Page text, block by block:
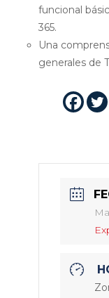
funcional
365.
Una
generales de